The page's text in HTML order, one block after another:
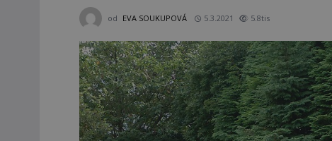
od EVA SOUKUPOVÁ 5.3.2021 5.8tis